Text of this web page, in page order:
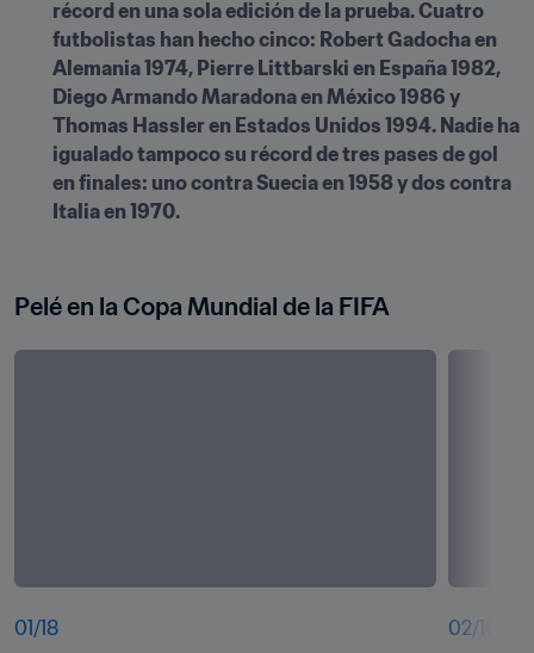
récord en una sola edición de la prueba. Cuatro
futbolistas han hecho cinco: Robert Gadocha en
Alemania 1974, Pierre Littbarski en España 1982,
Diego Armando Maradona en México 1986 y
Thomas Hassler en Estados Unidos 1994. Nadie ha
igualado tampoco su récord de tres pases de gol
en finales: uno contra Suecia en 1958 y dos contra
Italia en 1970.
Pelé en la Copa Mundial de la FIFA
01 /18 02/18